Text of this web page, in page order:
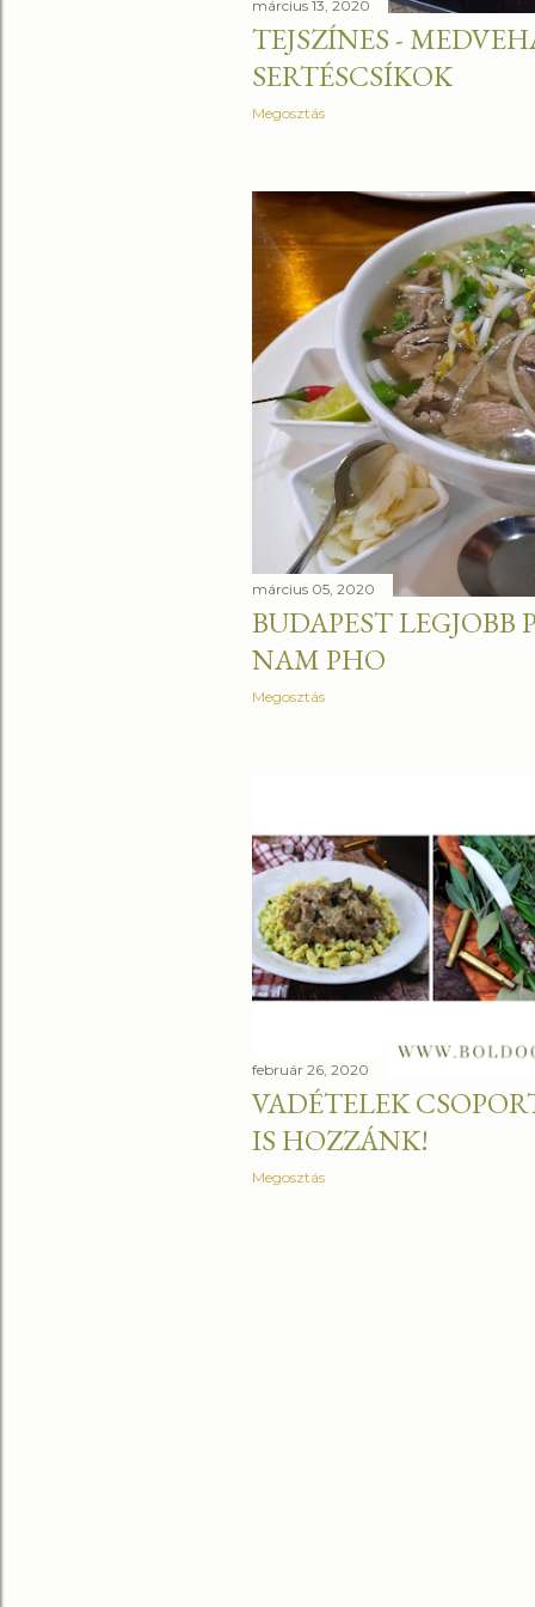
március 13, 2020
TEJSZÍNES -
SERTÉSCSÍKOK
Megosztás
március 05, 2020
BUDAPEST LEGJOBB
NAM PHO
Megosztás
február 26, 2020
VADÉTELEK
IS HOZZÁNK!
Megosztás